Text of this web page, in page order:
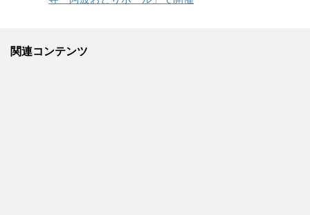
関連コンテンツ